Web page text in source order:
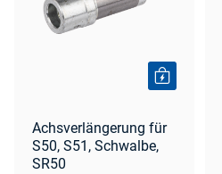
Achsverlängerung für
S50, S51, Schwalbe,
SR50